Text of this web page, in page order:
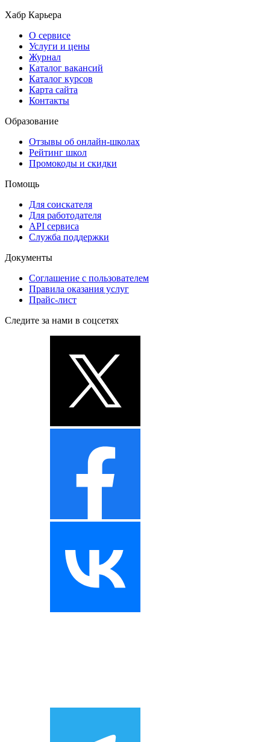
Хабр Карьера
О сервисе
Услуги и цены
Журнал
Каталог вакансий
Каталог курсов
Карта сайта
Контакты
Образование
Отзывы об онлайн-школах
Рейтинг школ
Промокоды и скидки
Помощь
Для соискателя
Для работодателя
API сервиса
Служба поддержки
Документы
Соглашение с пользователем
Правила оказания услуг
Прайс-лист
Следите за нами в соцсетях